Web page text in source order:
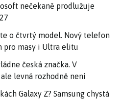
nečekaně prodlužuje
o čtvrtý model. Nový telefon
pro masy i Ultra elitu
česká značka. V
levná rozhodně není
Galaxy Z? Samsung chystá